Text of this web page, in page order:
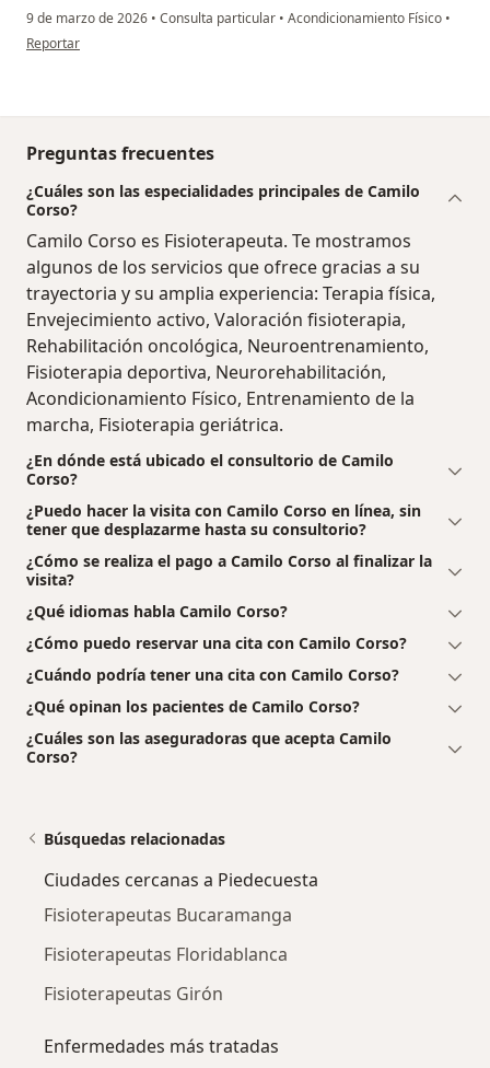
9 de marzo de 2026 • Consulta particular • Acondicionamiento Físico •
en opinión del usuario M.B
Reportar
Preguntas frecuentes
¿Cuáles son las especialidades principales de Camilo
Corso?
Camilo Corso es Fisioterapeuta. Te mostramos
algunos de los servicios que ofrece gracias a su
trayectoria y su amplia experiencia: Terapia física,
Envejecimiento activo, Valoración fisioterapia,
Rehabilitación oncológica, Neuroentrenamiento,
Fisioterapia deportiva, Neurorehabilitación,
Acondicionamiento Físico, Entrenamiento de la
marcha, Fisioterapia geriátrica.
¿En dónde está ubicado el consultorio de Camilo
Corso?
¿Puedo hacer la visita con Camilo Corso en línea, sin
tener que desplazarme hasta su consultorio?
¿Cómo se realiza el pago a Camilo Corso al finalizar la
visita?
¿Qué idiomas habla Camilo Corso?
¿Cómo puedo reservar una cita con Camilo Corso?
¿Cuándo podría tener una cita con Camilo Corso?
¿Qué opinan los pacientes de Camilo Corso?
¿Cuáles son las aseguradoras que acepta Camilo
Corso?
Búsquedas relacionadas
Ciudades cercanas a Piedecuesta
Fisioterapeutas Bucaramanga
Fisioterapeutas Floridablanca
Fisioterapeutas Girón
Enfermedades más tratadas